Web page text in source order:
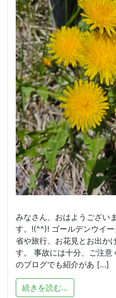
みなさん、おはようござい
す。!(^^)! ゴールデンウイ
省や旅行、お花見とお出か
す。 事故には十分、ご注
のブログでも紹介があ […]
続きを読む…